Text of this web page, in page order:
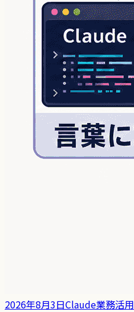
2026年8月3日Claude業務活用